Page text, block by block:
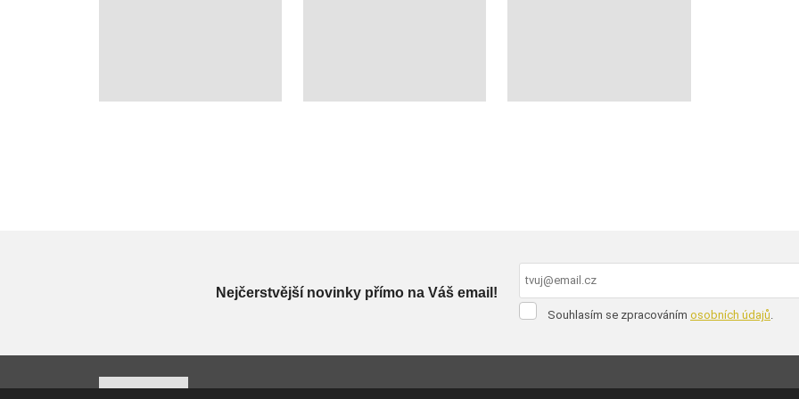
Nejčerstvější novinky přímo na Váš email!
Souhlasím
osobních
Souhlasím se zpracovánímosobních údajů
nepodařilo